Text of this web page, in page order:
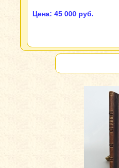
Цена: 45 000 руб.